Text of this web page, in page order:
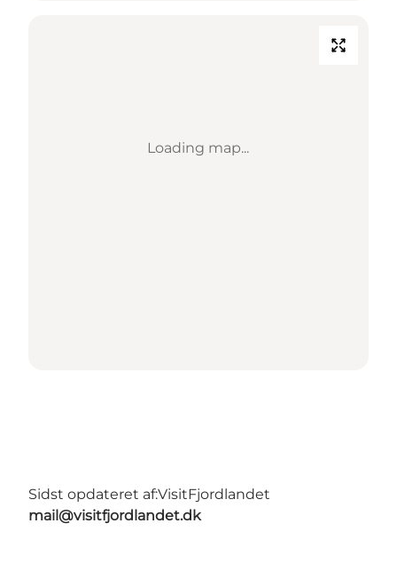
Loading map...
Sidst opdateret af:VisitFjordlandet
mail@visitfjordlandet.dk